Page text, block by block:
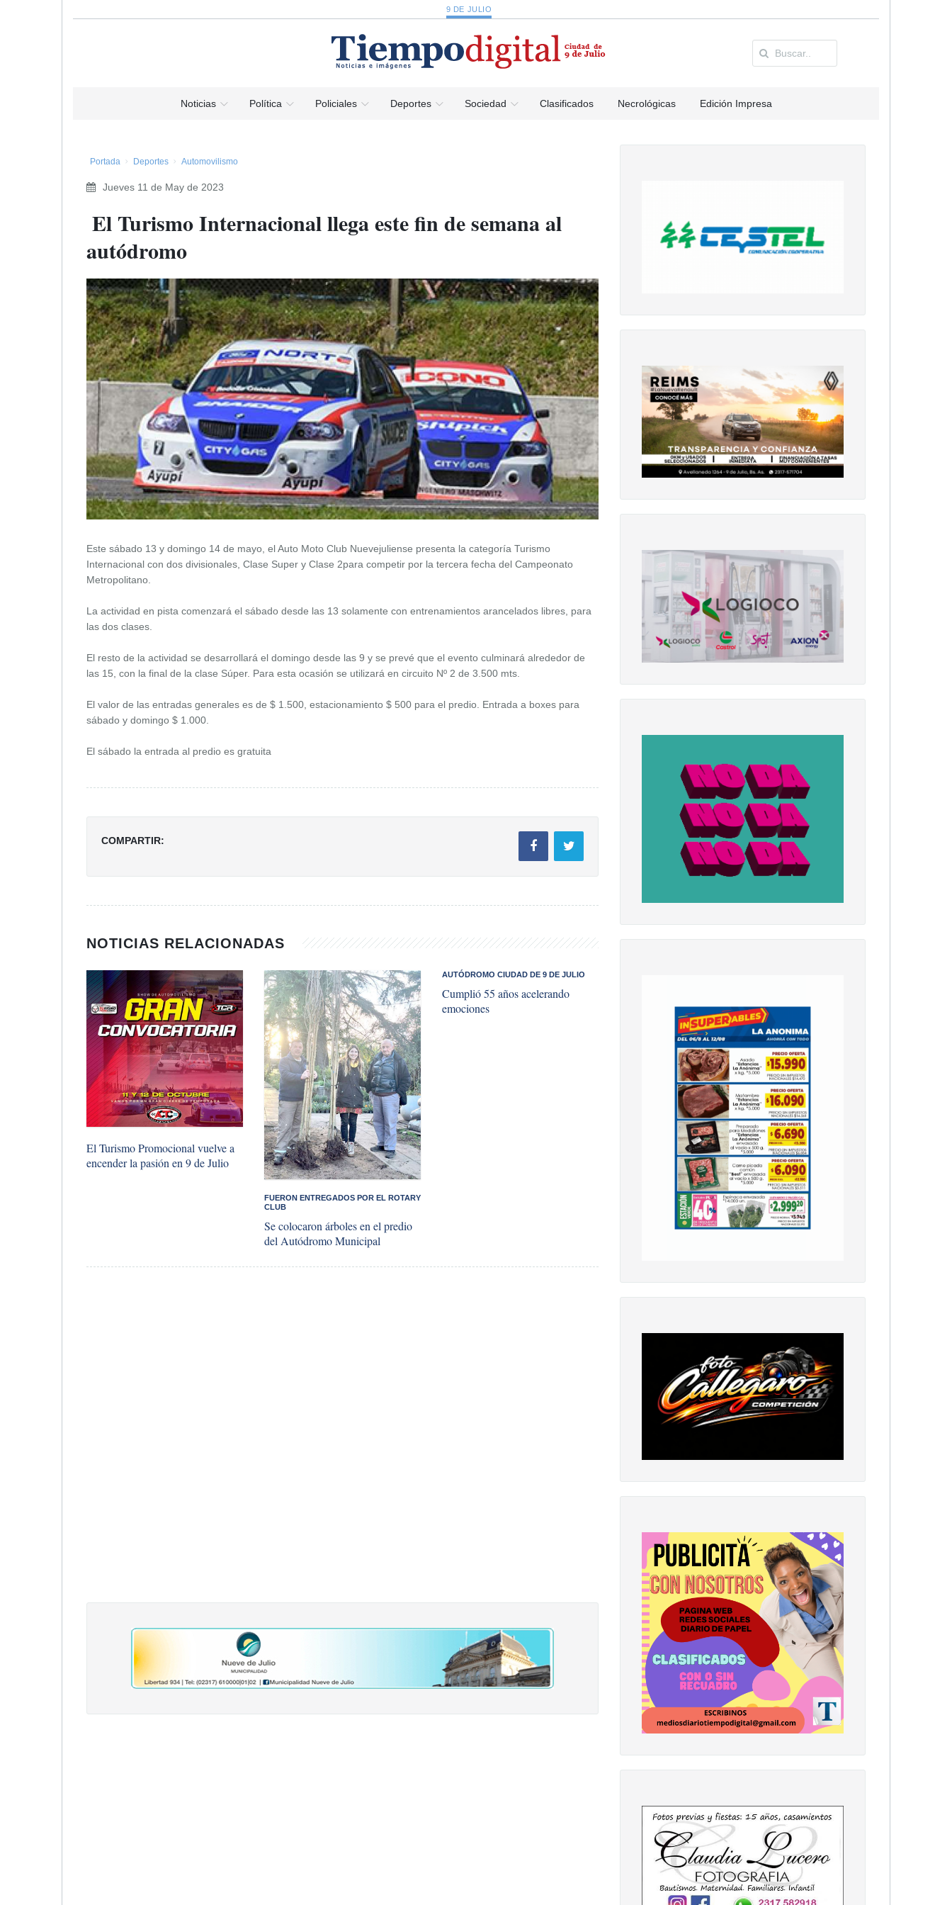
9 DE JULIO
Noticias Política Policiales Deportes Sociedad Clasificados Necrológicas Edición Impresa
Portada Deportes Automovilismo
Jueves 11 de May de 2023
​ El Turismo Internacional llega este fin de semana al
autódromo
Este sábado 13 y domingo 14 de mayo, el Auto Moto Club Nuevejuliense presenta la categoría Turismo
Internacional con dos divisionales, Clase Super y Clase 2para competir por la tercera fecha del Campeonato
Metropolitano.
La actividad en pista comenzará el sábado desde las 13 solamente con entrenamientos arancelados libres, para
las dos clases.
El resto de la actividad se desarrollará el domingo desde las 9 y se prevé que el evento culminará alrededor de
las 15, con la final de la clase Súper. Para esta ocasión se utilizará en circuito Nº 2 de 3.500 mts.
El valor de las entradas generales es de $ 1.500, estacionamiento $ 500 para el predio. Entrada a boxes para
sábado y domingo $ 1.000.
El sábado la entrada al predio es gratuita
COMPARTIR:
NOTICIAS RELACIONADAS
​El Turismo Promocional vuelve a
encender la pasión en 9 de Julio
​FUERON ENTREGADOS POR EL ROTARY
CLUB
Se colocaron árboles en el predio
del Autódromo Municipal
​AUTÓDROMO CIUDAD DE 9 DE JULIO
Cumplió 55 años acelerando
emociones